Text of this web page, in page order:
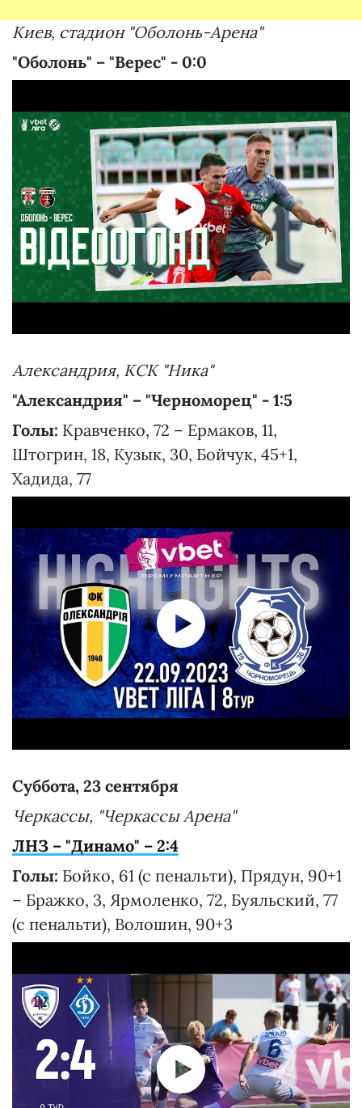
Киев, стадион "Оболонь-Арена"
"Оболонь" – "Верес" - 0:0
Александрия, КСК "Ника"
"Александрия" – "Черноморец" - 1:5
Голы: Кравченко, 72 – Ермаков, 11,
Штогрин, 18, Кузык, 30, Бойчук, 45+1,
Хадида, 77
Суббота, 23 сентября
Черкассы, "Черкассы Арена"
ЛНЗ – "Динамо" – 2:4
Голы: Бойко, 61 (с пенальти), Прядун, 90+1
– Бражко, 3, Ярмоленко, 72, Буяльский, 77
(с пенальти), Волошин, 90+3